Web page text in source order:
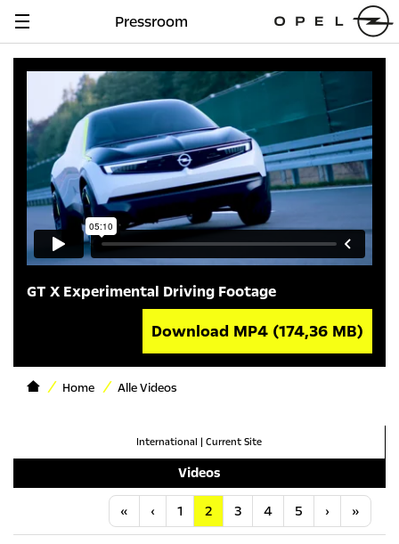
Navigation
Pressroom
GT X Experimental Driving Footage
Download MP4 (174,36 MB)
Home Alle Videos
International | Current Site
Videos
« Anfang
‹ Vorherige
1 2 3 4 5 ›Nächste
»